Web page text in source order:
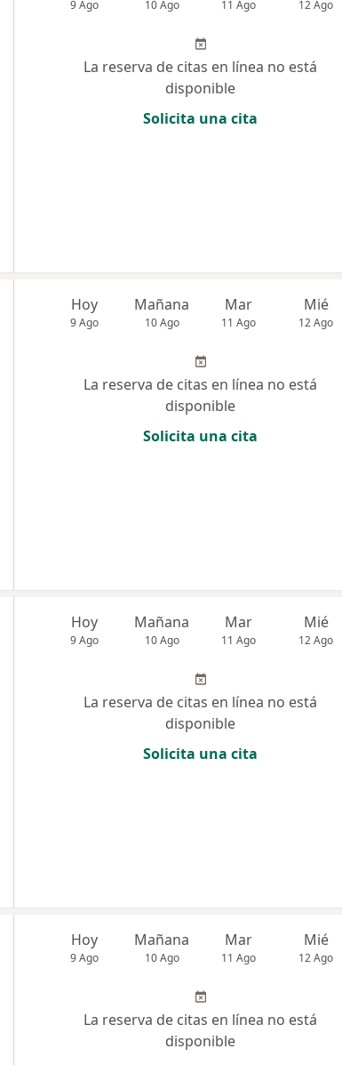
9 Ago 10 Ago 11 Ago 12 Ago
La reserva de citas en línea no está
disponible
Solicita una cita
Hoy
9 Ago
Mañana
10 Ago
Mar
11 Ago
Mié
12 Ago
La reserva de citas en línea no está
disponible
Solicita una cita
Hoy
9 Ago
Mañana
10 Ago
Mar
11 Ago
Mié
12 Ago
La reserva de citas en línea no está
disponible
Solicita una cita
Hoy
9 Ago
Mañana
10 Ago
Mar
11 Ago
Mié
12 Ago
La reserva de citas en línea no está
disponible